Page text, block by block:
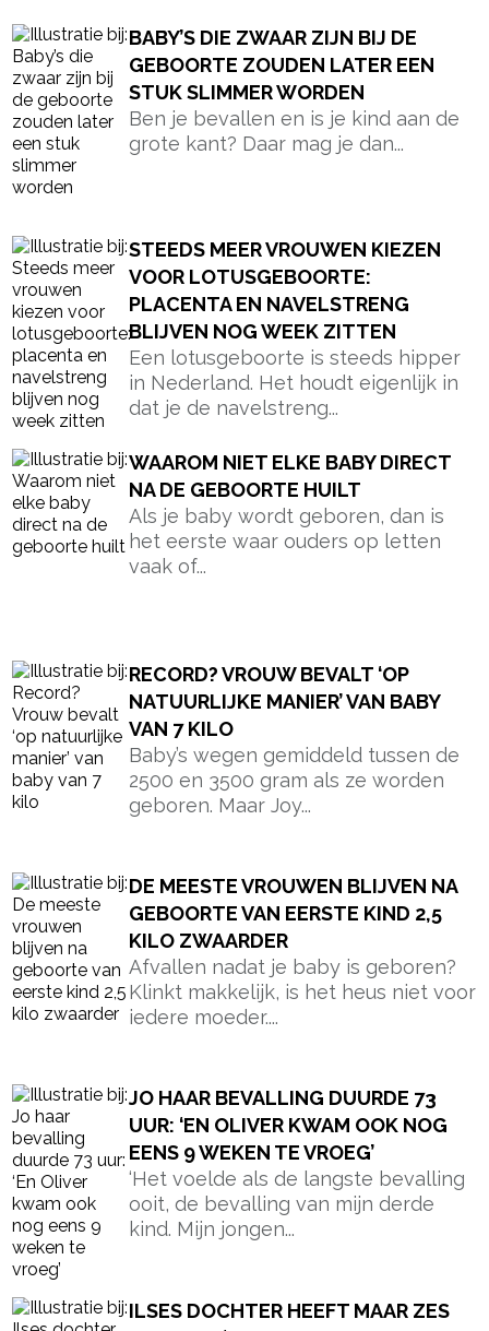
BABY’S DIE ZWAAR ZIJN BIJ DE
GEBOORTE ZOUDEN LATER EEN
STUK SLIMMER WORDEN
Ben je bevallen en is je kind aan de
grote kant? Daar mag je dan...
STEEDS MEER VROUWEN KIEZEN
VOOR LOTUSGEBOORTE:
PLACENTA EN NAVELSTRENG
BLIJVEN NOG WEEK ZITTEN
Een lotusgeboorte is steeds hipper
in Nederland. Het houdt eigenlijk in
dat je de navelstreng...
WAAROM NIET ELKE BABY DIRECT
NA DE GEBOORTE HUILT
Als je baby wordt geboren, dan is
het eerste waar ouders op letten
vaak of...
RECORD? VROUW BEVALT ‘OP
NATUURLIJKE MANIER’ VAN BABY
VAN 7 KILO
Baby’s wegen gemiddeld tussen de
2500 en 3500 gram als ze worden
geboren. Maar Joy...
DE MEESTE VROUWEN BLIJVEN NA
GEBOORTE VAN EERSTE KIND 2,5
KILO ZWAARDER
Afvallen nadat je baby is geboren?
Klinkt makkelijk, is het heus niet voor
iedere moeder....
JO HAAR BEVALLING DUURDE 73
UUR: ‘EN OLIVER KWAM OOK NOG
EENS 9 WEKEN TE VROEG’
‘Het voelde als de langste bevalling
ooit, de bevalling van mijn derde
kind. Mijn jongen...
ILSES DOCHTER HEEFT MAAR ZES